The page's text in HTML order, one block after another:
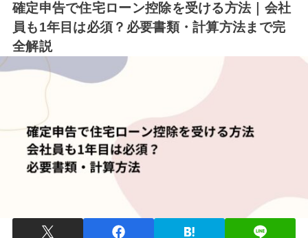
確定申告で住宅ローン控除を受ける方法｜会社
員も1年目は必須？必要書類・計算方法まで完
全解説